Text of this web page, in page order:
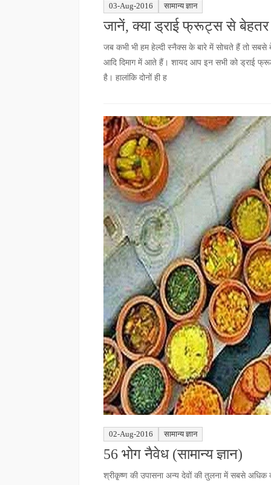
03-Aug-2016 सामान्य ज्ञान
जानें, क्या ड्राई फ्रूट्स से बेहतर
जब कभी भी हम हेल्दी स्नैक्स के बारे में सोचते हैं तो सबसे
आदि दिमाग में आते हैं। शायद आप इन सभी को ड्राई
है। हालांकि दोनों ही ह
02-Aug-2016 सामान्य ज्ञान
56 भोग नैवेध (सामान्य ज्ञान)
श्रीकृ्ष्ण की उपासना अन्य देवों की तुलना में सबसे अधिक